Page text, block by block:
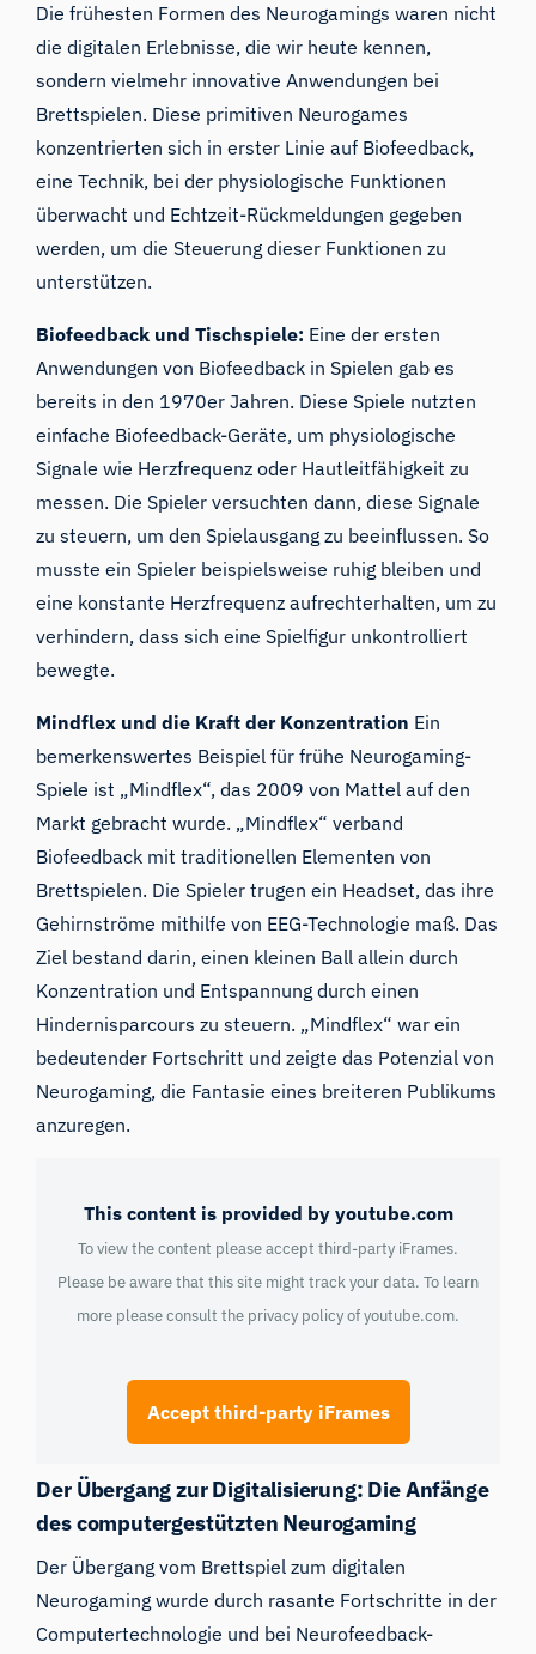
Die frühesten Formen des Neurogamings waren nicht
die digitalen Erlebnisse, die wir heute kennen,
sondern vielmehr innovative Anwendungen bei
Brettspielen. Diese primitiven Neurogames
konzentrierten sich in erster Linie auf Biofeedback,
eine Technik, bei der physiologische Funktionen
überwacht und Echtzeit-Rückmeldungen gegeben
werden, um die Steuerung dieser Funktionen zu
unterstützen.
Biofeedback und Tischspiele: Eine der ersten
Anwendungen von Biofeedback in Spielen gab es
bereits in den 1970er Jahren. Diese Spiele nutzten
einfache Biofeedback-Geräte, um physiologische
Signale wie Herzfrequenz oder Hautleitfähigkeit zu
messen. Die Spieler versuchten dann, diese Signale
zu steuern, um den Spielausgang zu beeinflussen. So
musste ein Spieler beispielsweise ruhig bleiben und
eine konstante Herzfrequenz aufrechterhalten, um zu
verhindern, dass sich eine Spielfigur unkontrolliert
bewegte.
Mindflex und die Kraft der Konzentration Ein
bemerkenswertes Beispiel für frühe Neurogaming-
Spiele ist „Mindflex“, das 2009 von Mattel auf den
Markt gebracht wurde. „Mindflex“ verband
Biofeedback mit traditionellen Elementen von
Brettspielen. Die Spieler trugen ein Headset, das ihre
Gehirnströme mithilfe von EEG-Technologie maß. Das
Ziel bestand darin, einen kleinen Ball allein durch
Konzentration und Entspannung durch einen
Hindernisparcours zu steuern. „Mindflex“ war ein
bedeutender Fortschritt und zeigte das Potenzial von
Neurogaming, die Fantasie eines breiteren Publikums
anzuregen.
This content is provided by youtube.com
To view the content please accept third-party iFrames.
Please be aware that this site might track your data. To learn
more please consult the privacy policy ofyoutube.com.
Accept third-party iFrames
Der Übergang zur Digitalisierung: Die Anfänge
des computergestützten Neurogaming
Der Übergang vom Brettspiel zum digitalen
Neurogaming wurde durch rasante Fortschritte in der
Computertechnologie und bei Neurofeedback-